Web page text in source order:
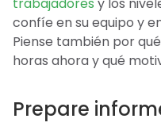
confíe en su equipo y
Piense también por
horas ahora y qué
Prepare